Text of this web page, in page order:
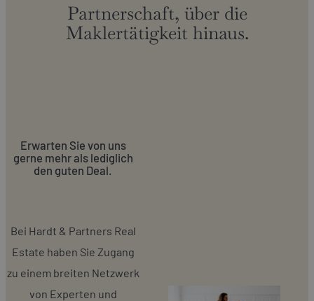
Partnerschaft, über die
Maklertätigkeit hinaus.
Erwarten Sie von uns
gerne mehr als lediglich
den guten Deal.
Bei Hardt & Partners Real
Estate haben Sie Zugang
zu einem breiten Netzwerk
von Experten und